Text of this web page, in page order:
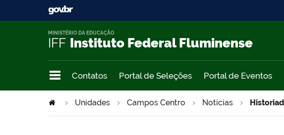
IFF Instituto Federal Fluminense
MINISTÉRIO DA EDUCAÇÃO
Contatos Portal de Seleções Portal de Eventos
Unidades Campos Centro Notícias